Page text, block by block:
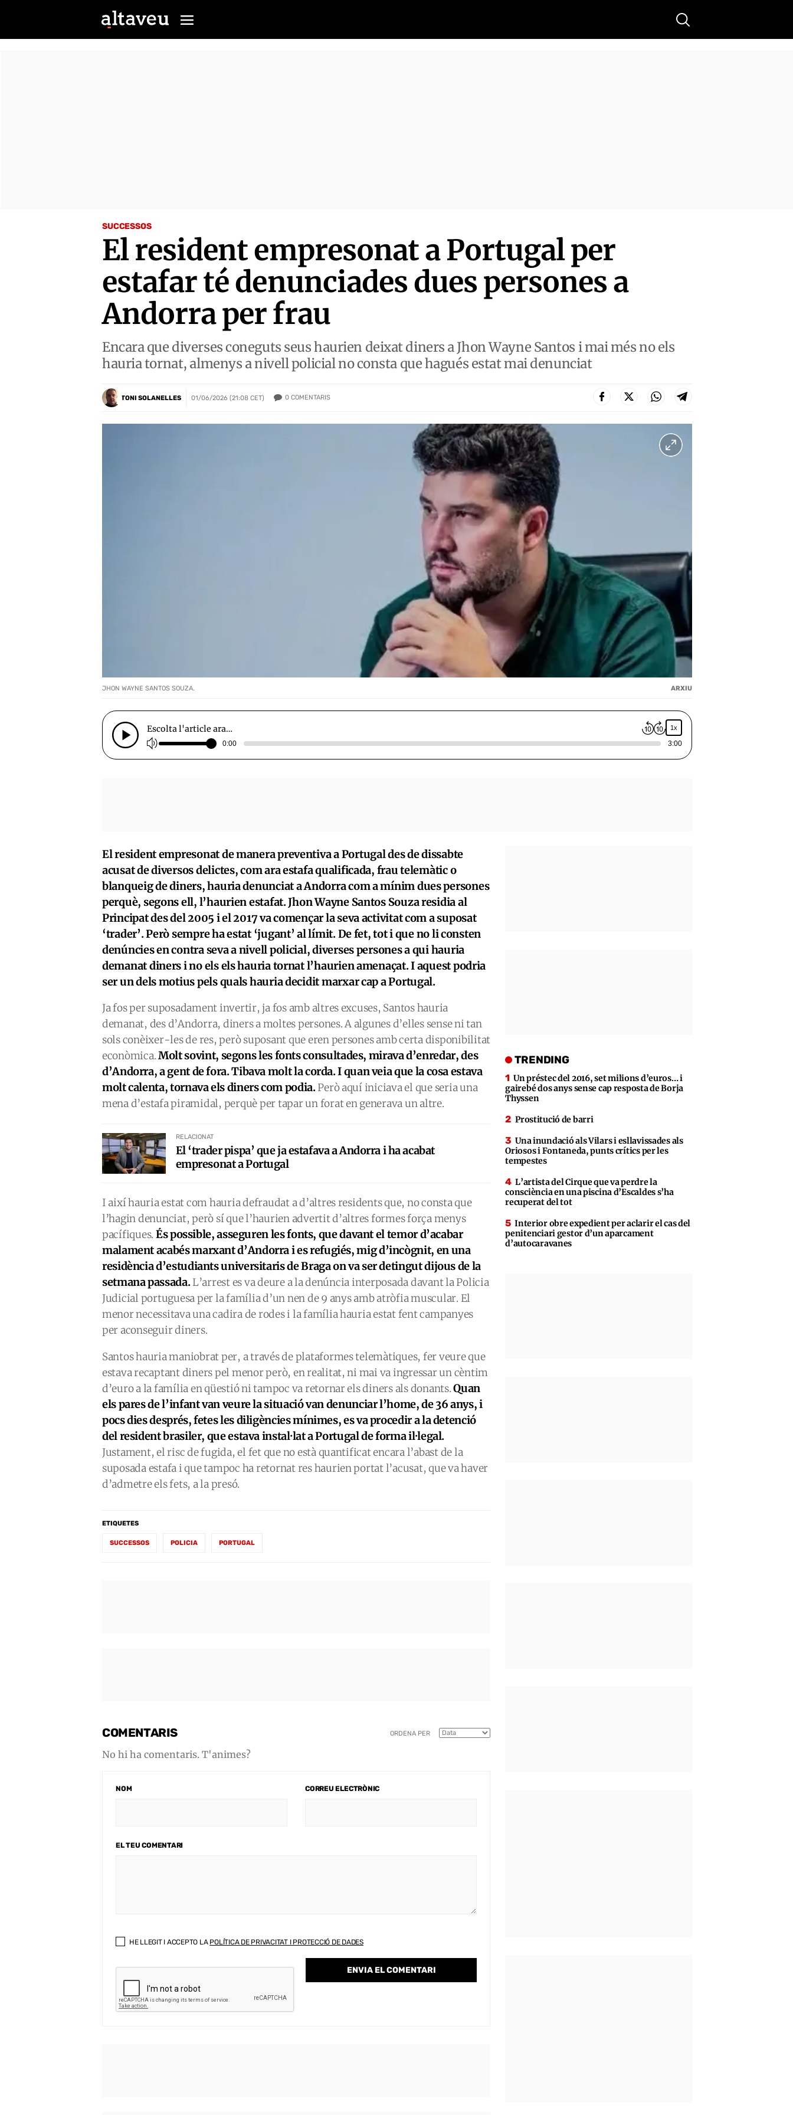
Buscar
SUCCESSOS
El resident empresonat a Portugal per
estafar té denunciades dues persones a
Andorra per frau
Encara que diverses coneguts seus haurien deixat diners a Jhon Wayne Santos i mai més no els
hauria tornat, almenys a nivell policial no consta que hagués estat mai denunciat
TONI SOLANELLES 01/06/2026 (21:08 CET) 0 COMENTARIS
JHON WAYNE SANTOS SOUZA. ARXIU
Escolta l'article ara… 1x
0:00 3:00
El resident empresonat de manera preventiva a Portugal des de dissabte
acusat de diversos delictes, com ara estafa qualificada, frau telemàtic o
blanqueig de diners, hauria denunciat a Andorra com a mínim dues persones
perquè, segons ell, l’haurien estafat. Jhon Wayne Santos Souza residia al
Principat des del 2005 i el 2017 va començar la seva activitat com a suposat
‘trader’. Però sempre ha estat ‘jugant’ al límit. De fet, tot i que no li consten
denúncies en contra seva a nivell policial, diverses persones a qui hauria
demanat diners i no els els hauria tornat l’haurien amenaçat. I aquest podria
ser un dels motius pels quals hauria decidit marxar cap a Portugal.
Ja fos per suposadament invertir, ja fos amb altres excuses, Santos hauria
demanat, des d’Andorra, diners a moltes persones. A algunes d’elles sense ni tan
sols conèixer-les de res, però suposant que eren persones amb certa disponibilitat
econòmica.Molt sovint, segons les fonts consultades, mirava d’enredar, des
d’Andorra, a gent de fora. Tibava molt la corda. I quan veia que la cosa estava
molt calenta, tornava els diners com podia.Però aquí iniciava el que seria una
mena d’estafa piramidal, perquè per tapar un forat en generava un altre.
RELACIONAT
El ‘trader pispa’ que ja estafava a Andorra i ha acabat
empresonat a Portugal
I així hauria estat com hauria defraudat a d’altres residents que, no consta que
l’hagin denunciat, però sí que l’haurien advertit d’altres formes força menys
pacífiques. És possible, asseguren les fonts, que davant el temor d’acabar
malament acabés marxant d’Andorra i es refugiés, mig d’incògnit, en una
residència d’estudiants universitaris de Braga on va ser detingut dijous de la
setmana passada.L’arrest es va deure a la denúncia interposada davant la Policia
Judicial portuguesa per la família d’un nen de 9 anys amb atròfia muscular. El
menor necessitava una cadira de rodes i la família hauria estat fent campanyes
per aconseguir diners.
Santos hauria maniobrat per, a través de plataformes telemàtiques, fer veure que
estava recaptant diners pel menor però, en realitat, ni mai va ingressar un cèntim
d’euro a la família en qüestió ni tampoc va retornar els diners als donants.Quan
els pares de l’infant van veure la situació van denunciar l’home, de 36 anys, i
pocs dies després, fetes les diligències mínimes, es va procedir a la detenció
del resident brasiler, que estava instal·lat a Portugal de forma il·legal.
Justament, el risc de fugida, el fet que no està quantificat encara l’abast de la
suposada estafa i que tampoc ha retornat res haurien portat l’acusat, que va haver
d’admetre els fets, a la presó.
ETIQUETES
SUCCESSOS POLICIA PORTUGAL
COMENTARIS ORDENA PER
No hi ha comentaris. T'animes?
NOM CORREU ELECTRÒNIC
EL TEU COMENTARI
HE LLEGIT I ACCEPTO LA POLÍTICA DE PRIVACITAT I PROTECCIÓ DE DADES
TRENDING
Un préstec del 2016, set milions d’euros… i
gairebé dos anys sense cap resposta de Borja
Thyssen
Prostitució de barri
Una inundació als Vilars i esllavissades als
Oriosos i Fontaneda, punts crítics per les
tempestes
L’artista del Cirque que va perdre la
consciència en una piscina d’Escaldes s’ha
recuperat del tot
Interior obre expedient per aclarir el cas del
penitenciari gestor d’un aparcament
d’autocaravanes